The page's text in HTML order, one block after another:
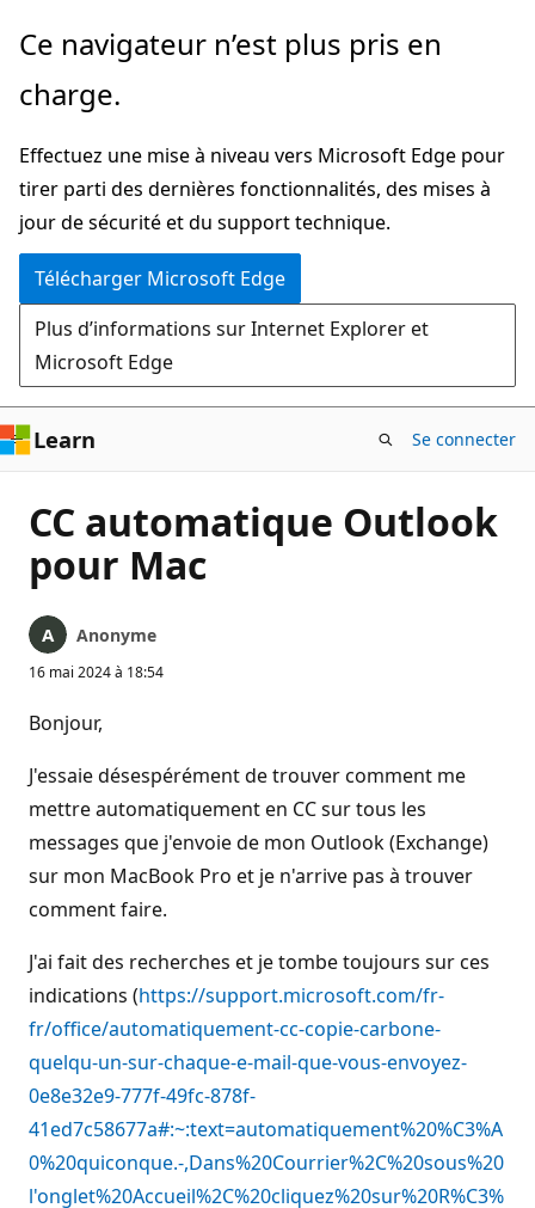
Passer
directement
au
principal
Ce navigateur n’est plus pris en
charge.
Effectuez une mise à niveau vers Microsoft Edge pour
tirer parti des dernières fonctionnalités, des mises à
jour de sécurité et du support technique.
Télécharger Microsoft Edge
Plus d’informations sur Internet Explorer et
Microsoft Edge
Learn Se connecter
CC automatique Outlook
pour Mac
Anonyme
16 mai 2024 à 18:54
Bonjour,
J'essaie désespérément de trouver comment me
mettre automatiquement en CC sur tous les
messages que j'envoie de mon Outlook (Exchange)
sur mon MacBook Pro et je n'arrive pas à trouver
comment faire.
J'ai fait des recherches et je tombe toujours sur ces
indications (https://support.microsoft.com/fr-
fr/office/automatiquement-cc-copie-carbone-
quelqu-un-sur-chaque-e-mail-que-vous-envoyez-
0e8e32e9-777f-49fc-878f-
41ed7c58677a#:~:text=automatiquement%20%C3%A
0%20quiconque.-,Dans%20Courrier%2C%20sous%20
l'onglet%20Accueil%2C%20cliquez%20sur%20R%C3%